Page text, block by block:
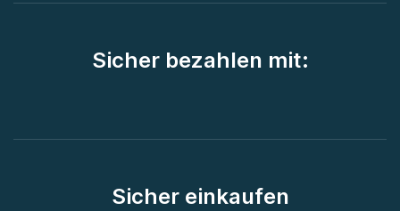
Sicher bezahlen mit:
Sicher einkaufen